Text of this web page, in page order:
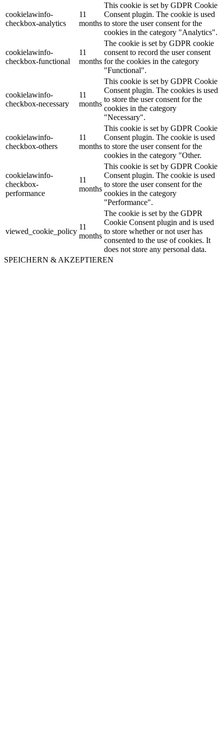
cookielawinfo-
checkbox-analytics
11
months
This cookie is set by GDPR Cookie
Consent plugin. The cookie is used
to store the user consent for the
cookies in the category "Analytics".
cookielawinfo-
checkbox-functional
11
months
The cookie is set by GDPR cookie
consent to record the user consent
for the cookies in the category
"Functional".
cookielawinfo-
checkbox-necessary
11
months
This cookie is set by GDPR Cookie
Consent plugin. The cookies is used
to store the user consent for the
cookies in the category
"Necessary".
cookielawinfo-
checkbox-others
11
months
This cookie is set by GDPR Cookie
Consent plugin. The cookie is used
to store the user consent for the
cookies in the category "Other.
cookielawinfo-
checkbox-
performance
11
months
This cookie is set by GDPR Cookie
Consent plugin. The cookie is used
to store the user consent for the
cookies in the category
"Performance".
viewed_cookie_policy
11
months
The cookie is set by the GDPR
Cookie Consent plugin and is used
to store whether or not user has
consented to the use of cookies. It
does not store any personal data.
SPEICHERN & AKZEPTIEREN